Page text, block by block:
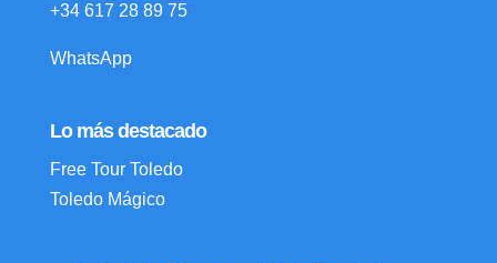
+34 617 28 89 75
WhatsApp
Lo más destacado
Free Tour Toledo
Toledo Mágico